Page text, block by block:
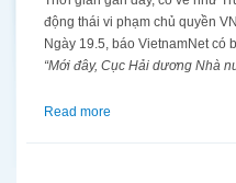
động thái vi phạm chủ quyền
Ngày 19.5, báo VietnamNet có
“Mới đây, Cục Hải dương Nhà
Read more